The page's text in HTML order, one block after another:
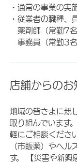
・通常の事業の
・従業者の職種、
薬剤師（常勤7名
事務員（常勤3名
店舗からのお
地域の皆さまに親
取り組んでいます
軽にご相談くださ
（市販薬）やヘル
す。 【災害や新興